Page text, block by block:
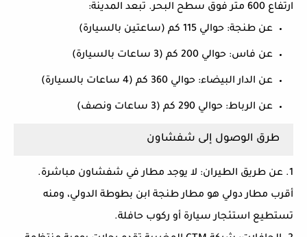
ارتفاع 600 متر فوق سطح البحر. تبعد المدينة:
عن طنجة: حوالي 115 كم (ساعتين بالسيارة)
عن فاس: حوالي 200 كم (3 ساعات بالسيارة)
عن الدار البيضاء: حوالي 360 كم (4 ساعات بالسيارة)
عن الرباط: حوالي 290 كم (3 ساعات ونصف)
طرق الوصول إلى شفشاون
1. عن طريق الطيران:
لا يوجد مطار في شفشاون مباشرة.
أقرب مطار دولي هو مطار طنجة ابن بطوطة الدولي، ومنه
تستطيع استئجار سيارة أو ركوب حافلة.